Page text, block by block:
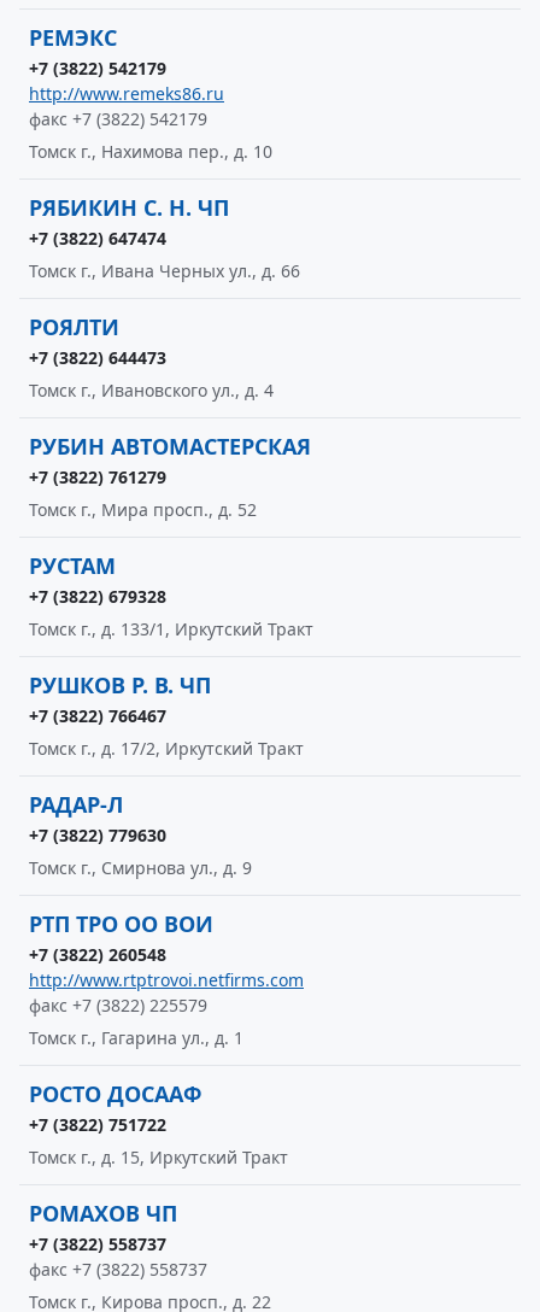
РЕМЭКС
+7 (3822) 542179
http://www.remeks86.ru
факс +7 (3822) 542179
Томск г., Нахимова пер., д. 10
РЯБИКИН С. Н. ЧП
+7 (3822) 647474
Томск г., Ивана Черных ул., д. 66
РОЯЛТИ
+7 (3822) 644473
Томск г., Ивановского ул., д. 4
РУБИН АВТОМАСТЕРСКАЯ
+7 (3822) 761279
Томск г., Мира просп., д. 52
РУСТАМ
+7 (3822) 679328
Томск г., д. 133/1, Иркутский Тракт
РУШКОВ Р. В. ЧП
+7 (3822) 766467
Томск г., д. 17/2, Иркутский Тракт
РАДАР-Л
+7 (3822) 779630
Томск г., Смирнова ул., д. 9
РТП ТРО ОО ВОИ
+7 (3822) 260548
http://www.rtptrovoi.netfirms.com
факс +7 (3822) 225579
Томск г., Гагарина ул., д. 1
РОСТО ДОСААФ
+7 (3822) 751722
Томск г., д. 15, Иркутский Тракт
РОМАХОВ ЧП
+7 (3822) 558737
факс +7 (3822) 558737
Томск г., Кирова просп., д. 22